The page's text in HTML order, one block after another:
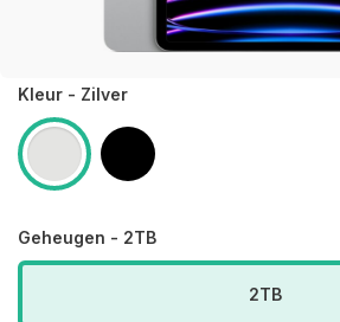
Kleur - Zilver
Geheugen - 2TB
2TB